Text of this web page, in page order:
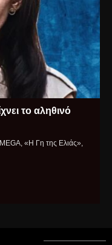
το αληθινό
«Η Γη της Ελιάς»,